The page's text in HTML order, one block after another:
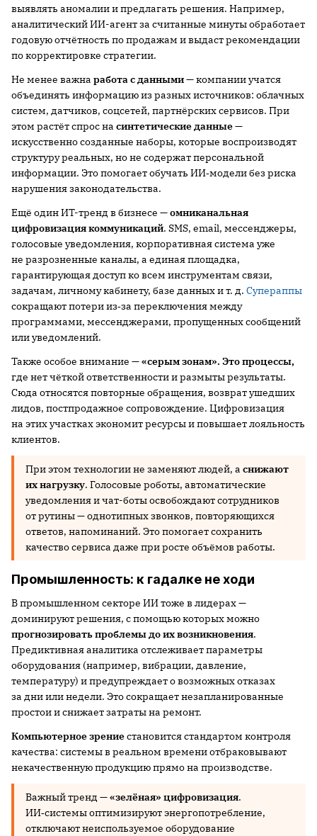
выявлять аномалии и предлагать решения. Например,
аналитический ИИ-агент за считанные минуты обработает
годовую отчётность по продажам и выдаст рекомендации
по корректировке стратегии.
Не менее важна работа с данными —компании учатся
объединять информацию из разных источников: облачных
систем, датчиков, соцсетей, партнёрских сервисов. При
этом растёт спрос на синтетические данные—
искусственно созданные наборы, которые воспроизводят
структуру реальных, но не содержат персональной
информации. Это помогает обучать ИИ‑модели без риска
нарушения законодательства.
Ещё один ИТ-тренд в бизнесе —омниканальная
цифровизация коммуникаций. SMS, email, мессенджеры,
голосовые уведомления, корпоративная система уже
не разрозненные каналы, а единая площадка,
гарантирующая доступ ко всем инструментам связи,
задачам, личному кабинету, базе данных и т. д. Супераппы
сокращают потери из‑за переключения между
программами, мессенджерами, пропущенных сообщений
или уведомлений.
Также особое внимание —«серым зонам». Это процессы,
где нет чёткой ответственности и размыты результаты.
Сюда относятся повторные обращения, возврат ушедших
лидов, постпродажное сопровождение. Цифровизация
на этих участках экономит ресурсы и повышает лояльность
клиентов.
При этом технологии не заменяют людей, а снижают
их нагрузку. Голосовые роботы, автоматические
уведомления и чат-боты освобождают сотрудников
от рутины — однотипных звонков, повторяющихся
ответов, напоминаний. Это помогает сохранить
качество сервиса даже при росте объёмов работы.
Промышленность: к гадалке не ходи
В промышленном секторе ИИ тоже в лидерах —
доминируют решения, с помощью которых можно
прогнозироватьпроблемы до их возникновения.
Предиктивная аналитика отслеживает параметры
оборудования (например, вибрации, давление,
температуру) и предупреждает о возможных отказах
за дни или недели. Это сокращает незапланированные
простои и снижает затраты на ремонт.
Компьютерное зрениестановится стандартом контроля
качества: системы в реальном времени отбраковывают
некачественную продукцию прямо на производстве.
Важный тренд —«зелёная» цифровизация.
ИИ‑системы оптимизируют энергопотребление,
отключают неиспользуемое оборудование